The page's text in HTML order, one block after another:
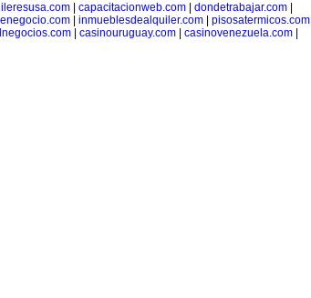
capacitacionweb.com dondetrabajar.com
| inmueblesdealquiler.com| pisosatermicos.com|
| casinouruguay.com| casinovenezuela.com|